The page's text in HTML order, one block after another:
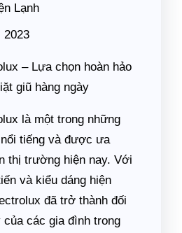
Lạnh
2023
– Lựa chọn hoàn hảo
giũ hàng ngày
là một trong những
tiếng và được ưa
thị trường hiện nay. Với
và kiểu dáng hiện
đã trở thành đối
các gia đình trong